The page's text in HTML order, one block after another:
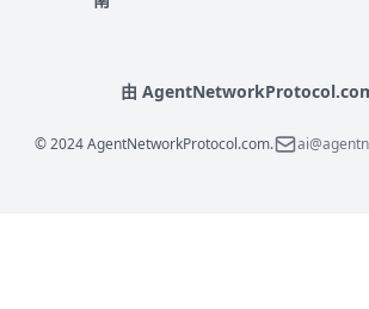
由
© 2024 AgentNetworkProtocol.com.